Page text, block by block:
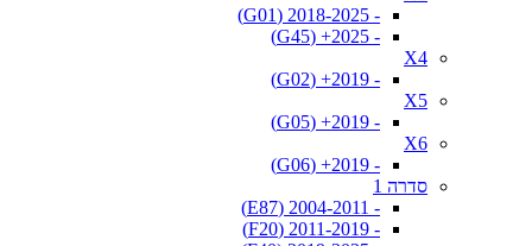
- 2018-2025 (G01)
- 2025+ (G45)
X4
- 2019+ (G02)
X5
- 2019+ (G05)
X6
- 2019+ (G06)
סדרה 1
- 2004-2011 (E87)
- 2011-2019 (F20)